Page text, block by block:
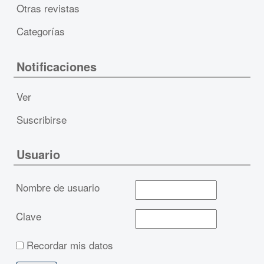
Otras revistas
Categorías
Notificaciones
Ver
Suscribirse
Usuario
Nombre de usuario
Clave
Recordar mis datos